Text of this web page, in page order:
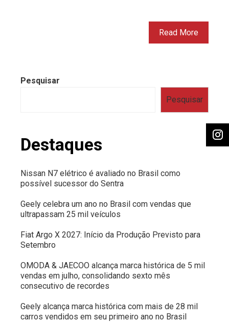
Read More
Pesquisar
Pesquisar
Destaques
Nissan N7 elétrico é avaliado no Brasil como
possível sucessor do Sentra
Geely celebra um ano no Brasil com vendas que
ultrapassam 25 mil veículos
Fiat Argo X 2027: Início da Produção Previsto para
Setembro
OMODA & JAECOO alcança marca histórica de 5 mil
vendas em julho, consolidando sexto mês
consecutivo de recordes
Geely alcança marca histórica com mais de 28 mil
carros vendidos em seu primeiro ano no Brasil